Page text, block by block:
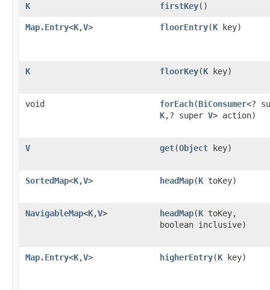
K firstKey()
Map.Entry<K,V> floorEntry(K key)
K floorKey(K key)
void forEach(BiConsumer<?
K,? super V> action)
V get(Object key)
SortedMap<K,V> headMap(K toKey)
NavigableMap<K,V> headMap(K toKey,
boolean inclusive)
Map.Entry<K,V> higherEntry(K key)